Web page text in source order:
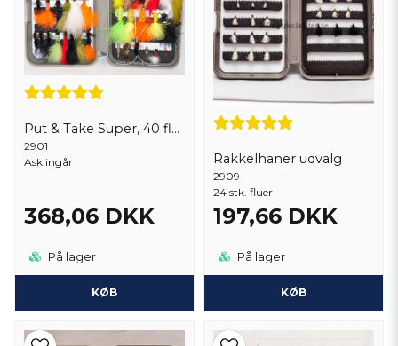
Put & Take Super, 40 fluer
2901
Ask ingår
368,06 DKK
På lager
KØB
Rakkelhaner udvalg
2909
24 stk. fluer
197,66 DKK
På lager
KØB